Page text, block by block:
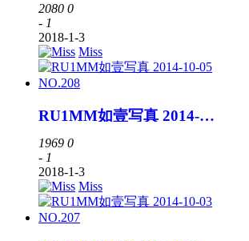
2080 0
- 1
2018-1-3
Miss
RU1MM如壹写真 2014-10-05 NO.208
1969 0
- 1
2018-1-3
Miss